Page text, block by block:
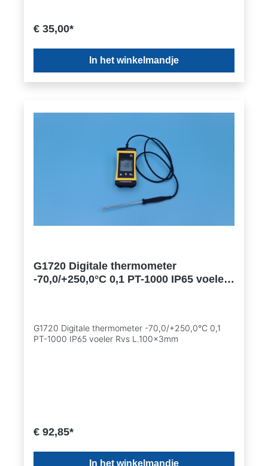
€ 35,00*
In het winkelmandje
G1720 Digitale thermometer
-70,0/+250,0°C 0,1 PT-1000 IP65 voeler
G1720 Digitale thermometer -70,0/+250,0°C 0,1
PT-1000 IP65 voeler Rvs L.100x3mm
€ 92,85*
In het winkelmandje